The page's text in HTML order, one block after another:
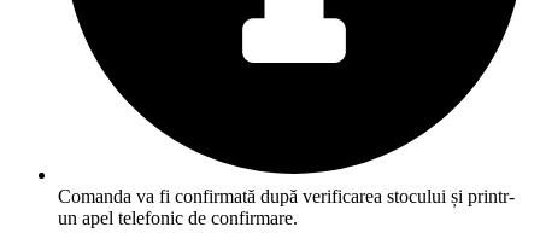
Comanda va fi confirmată după verificarea stocului și printr-
un apel telefonic de confirmare.